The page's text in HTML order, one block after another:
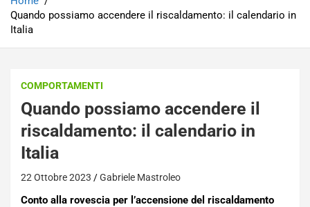
Quando possiamo accendere il riscaldamento: il calendario in
Italia
COMPORTAMENTI
Quando possiamo accendere il
riscaldamento: il calendario in
Italia
22 Ottobre 2023 Gabriele Mastroleo
Conto alla rovescia per l’accensione del riscaldamento